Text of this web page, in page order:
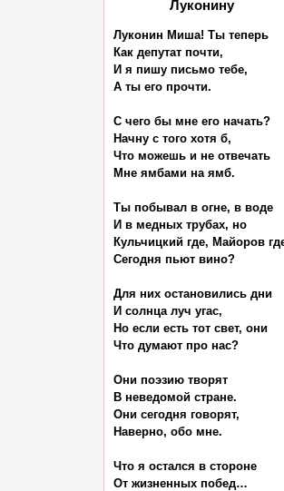
Луконину
Луконин Миша! Ты теперь
Как депутат почти,
И я пишу письмо тебе,
А ты его прочти.
С чего бы мне его начать?
Начну с того хотя б,
Что можешь и не отвечать
Мне ямбами на ямб.
Ты побывал в огне, в воде
И в медных трубах, но
Кульчицкий где, Майоров
Сегодня пьют вино?
Для них остановились дни
И солнца луч угас,
Но если есть тот свет, они
Что думают про нас?
Они поэзию творят
В неведомой стране.
Они сегодня говорят,
Наверно, обо мне.
Что я остался в стороне
От жизненных побед…